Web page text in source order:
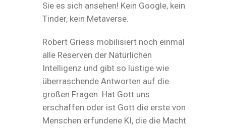
Sie es sich ansehen! Kein Google, kein
Tinder, kein Metaverse.
Robert Griess mobilisiert noch einmal
alle Reserven der Natürlichen
Intelligenz und gibt so lustige wie
überraschende Antworten auf die
großen Fragen: Hat Gott uns
erschaffen oder ist Gott die erste von
Menschen erfundene KI, die die Macht